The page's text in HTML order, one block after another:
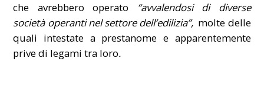
che avrebbero operato “avvalendosi di diverse
società operanti nel settore dell’edilizia”, molte delle
quali intestate a prestanome e apparentemente
prive di legami tra loro.